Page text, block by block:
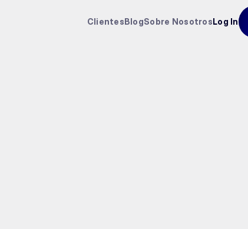
ClientesBlogSobre NosotrosLog In